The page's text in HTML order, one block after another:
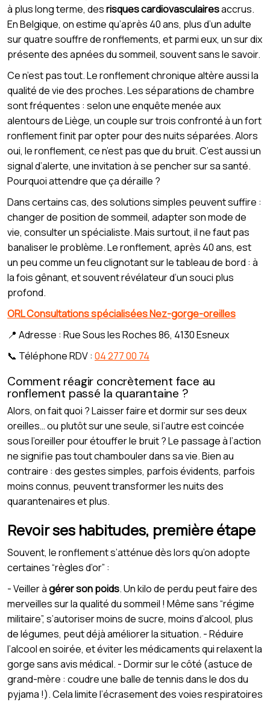
à plus long terme, desrisques cardiovasculairesaccrus.
En Belgique, on estime qu’après 40 ans, plus d’un adulte
sur quatre souffre de ronflements, et parmi eux, un sur dix
présente des apnées du sommeil, souvent sans le savoir.
Ce n’est pas tout. Le ronflement chronique altère aussi la
qualité de vie des proches. Les séparations de chambre
sont fréquentes : selon une enquête menée aux
alentours de Liège, un couple sur trois confronté à un fort
ronflement finit par opter pour des nuits séparées. Alors
oui, le ronflement, ce n’est pas que du bruit. C’est aussi un
signal d’alerte, une invitation à se pencher sur sa santé.
Pourquoi attendre que ça déraille ?
Dans certains cas, des solutions simples peuvent suffire :
changer de position de sommeil, adapter son mode de
vie, consulter un spécialiste. Mais surtout, il ne faut pas
banaliser le problème. Le ronflement, après 40 ans, est
un peu comme un feu clignotant sur le tableau de bord : à
la fois gênant, et souvent révélateur d’un souci plus
profond.
ORL Consultations spécialisées Nez-gorge-oreilles
📍 Adresse : Rue Sous les Roches 86, 4130 Esneux
📞 Téléphone RDV : 04 277 00 74
Comment réagir concrètement face au
ronflement passé la quarantaine ?
Alors, on fait quoi ? Laisser faire et dormir sur ses deux
oreilles… ou plutôt sur une seule, si l’autre est coincée
sous l’oreiller pour étouffer le bruit ? Le passage à l’action
ne signifie pas tout chambouler dans sa vie. Bien au
contraire : des gestes simples, parfois évidents, parfois
moins connus, peuvent transformer les nuits des
quarantenaires et plus.
Revoir ses habitudes, première étape
Souvent, le ronflement s’atténue dès lors qu’on adopte
certaines “règles d’or” :
- Veiller àgérer son poids. Un kilo de perdu peut faire des
merveilles sur la qualité du sommeil ! Même sans “régime
militaire”, s’autoriser moins de sucre, moins d’alcool, plus
de légumes, peut déjà améliorer la situation. - Réduire
l’alcool en soirée, et éviter les médicaments qui relaxent la
gorge sans avis médical. - Dormir sur le côté (astuce de
grand-mère : coudre une balle de tennis dans le dos du
pyjama !). Cela limite l’écrasement des voies respiratoires